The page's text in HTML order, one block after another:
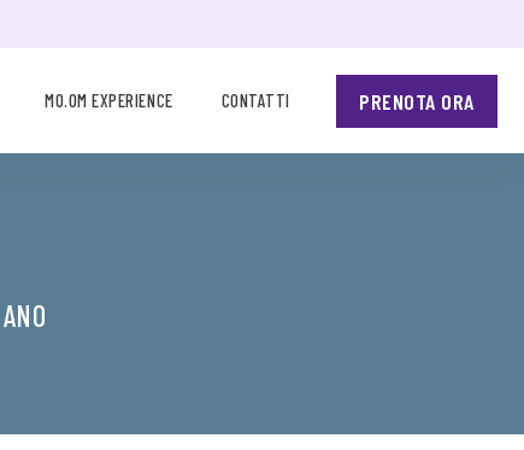
MO.OM EXPERIENCE CONTATTI PRENOTA ORA